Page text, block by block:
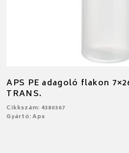
APS PE adagoló flakon
TRANS.
Cikkszám: 4380367
Gyártó: Aps